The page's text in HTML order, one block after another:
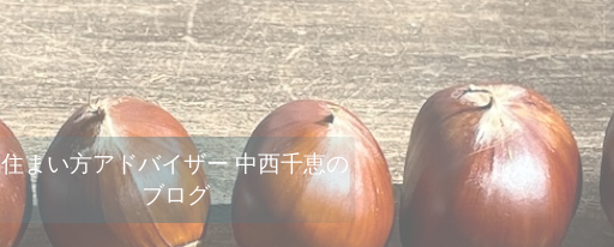
住まい方アドバイザー 中西千恵の
ブログ